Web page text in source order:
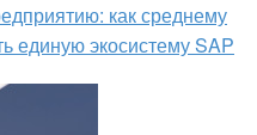
как среднему
единую экосистему SAP